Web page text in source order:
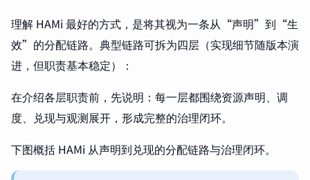
理解 HAMi 最好的方式，是将其视为一条从“声明”到“生
效”的分配链路。典型链路可拆为四层（实现细节随版本演
进，但职责基本稳定）：
在介绍各层职责前，先说明：每一层都围绕资源声明、调
度、兑现与观测展开，形成完整的治理闭环。
下图概括 HAMi 从声明到兑现的分配链路与治理闭环。